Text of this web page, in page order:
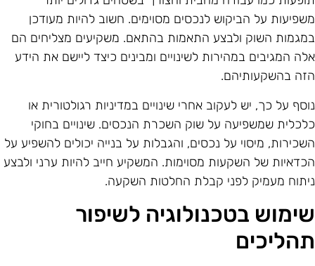
על הביקוש לנכסים מסוימים. חשוב להיות מעודכן
השוק ולבצע התאמות בהתאם. משקיעים מצליחים הם
המגיבים במהירות לשינויים ומבינים כיצד ליישם את הידע
בהשקעותיהם.
על כך, יש לעקוב אחרי שינויים במדיניות רגולטורית או
שמשפיעה על שוק השכרת הנכסים. שינויים בחוקי
מיסוי על נכסים, והגבלות על בנייה יכולים להשפיע על
של השקעות מסוימות. המשקיע חייב להיות ערני ולבצע
מעמיק לפני קבלת החלטות השקעה.
בטכנולוגיה לשיפור